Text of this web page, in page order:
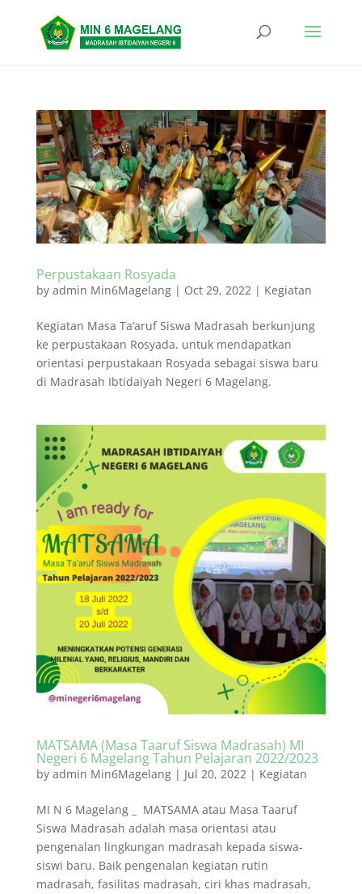
Perpustakaan Rosyada
by admin Min6Magelang| Oct 29, 2022| Kegiatan
Kegiatan Masa Ta’aruf Siswa Madrasah berkunjung
ke perpustakaan Rosyada. untuk mendapatkan
orientasi perpustakaan Rosyada sebagai siswa baru
di Madrasah Ibtidaiyah Negeri 6 Magelang.
MATSAMA (Masa Taaruf Siswa Madrasah) MI
Negeri 6 Magelang Tahun Pelajaran 2022/2023
by admin Min6Magelang| Jul 20, 2022| Kegiatan
MI N 6 Magelang _ MATSAMA atau Masa Taaruf
Siswa Madrasah adalah masa orientasi atau
pengenalan lingkungan madrasah kepada siswa-
siswi baru. Baik pengenalan kegiatan rutin
madrasah, fasilitas madrasah, ciri khas madrasah,